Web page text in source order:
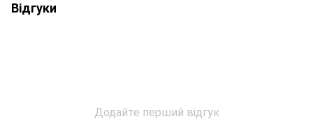
Відгуки
Додайте перший відгук